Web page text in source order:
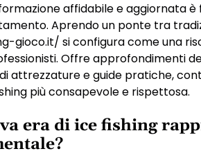
affidabile e aggiornata
Aprendo un ponte tra
gioco.it/ si configura come una
Offre approfondimenti
attrezzature e guide pratiche,
più consapevole e rispettosa.
era di ice fishing